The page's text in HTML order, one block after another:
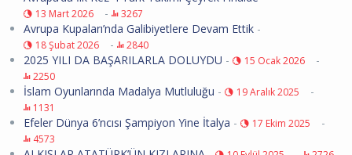
13 Mart 2026 - 3267
Avrupa Kupaları’nda Galibiyetlere Devam Ettik -
18 Şubat 2026 - 2840
2025 YILI DA BAŞARILARLA DOLUYDU - 15 Ocak 2026 -
2250
İslam Oyunlarında Madalya Mutluluğu - 19 Aralık 2025 -
1131
Efeler Dünya 6’ncısı Şampiyon Yine İtalya - 17 Ekim 2025 -
4573